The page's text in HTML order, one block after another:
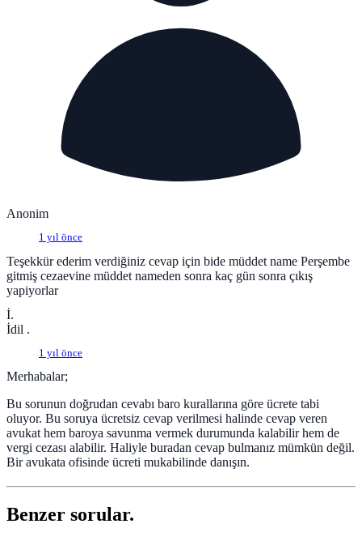
Anonim
1 yıl önce
Teşekkür ederim verdiğiniz cevap için bide müddet name Perşembe
gitmiş cezaevine müddet nameden sonra kaç gün sonra çıkış
yapiyorlar
İ.
İdil .
1 yıl önce
Merhabalar;
Bu sorunun doğrudan cevabı baro kurallarına göre ücrete tabi
oluyor. Bu soruya ücretsiz cevap verilmesi halinde cevap veren
avukat hem baroya savunma vermek durumunda kalabilir hem de
vergi cezası alabilir. Haliyle buradan cevap bulmanız mümkün değil.
Bir avukata ofisinde ücreti mukabilinde danışın.
Benzer sorular.